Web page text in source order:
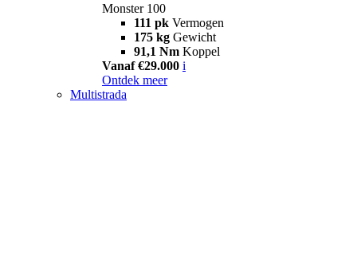
Monster 100
111 pk Vermogen
175 kg Gewicht
91,1 Nm Koppel
Vanaf €29.000 i
Ontdek meer
Multistrada